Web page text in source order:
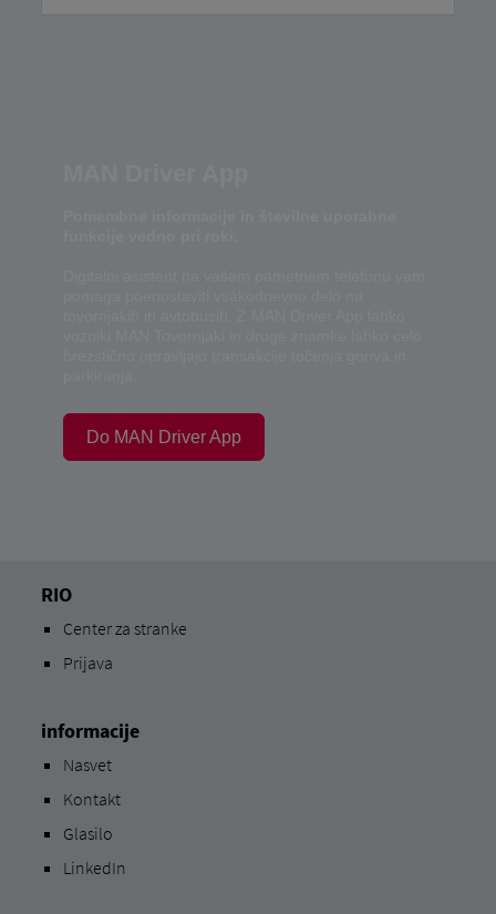
Do MAN Driver App
RIO
Center za stranke
Prijava
informacije
Nasvet
Kontakt
Glasilo
LinkedIn